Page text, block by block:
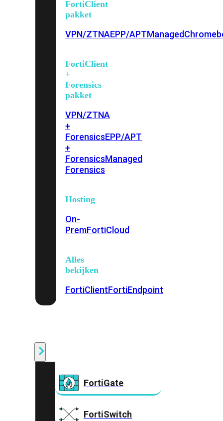
FortiClient
pakket
VPN/ZTNAEPP/APTManaged
FortiClient
+
Forensics
pakket
VPN/ZTNA
+
ForensicsEPP/APT
+
ForensicsManaged
Forensics
Hosting
On-
PremFortiCloud
Alles
bekijken
FortiClientFortiEndpoint
FortiGate
FortiSwitch